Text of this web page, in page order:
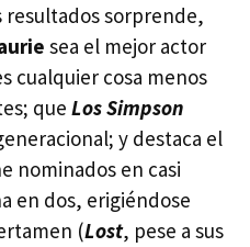
resultados sorprende,
sea el mejor actor
cualquier cosa menos
que Los Simpson
y destaca el
nominados en casi
en dos, erigiéndose
(Lost, pese a sus